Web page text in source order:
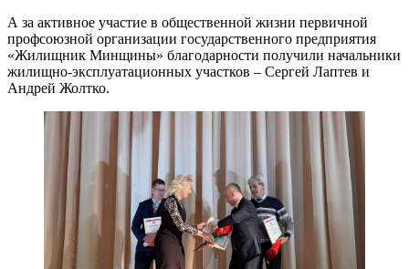
А за активное участие в общественной жизни первичной
профсоюзной организации государственного предприятия
«Жилищник Минщины» благодарности получили начальники
жилищно-эксплуатационных участков – Сергей Лаптев и
Андрей Жолтко.